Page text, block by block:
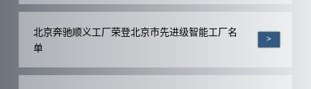
北京奔驰顺义工厂荣登北京市先进级智能工厂名
单
>